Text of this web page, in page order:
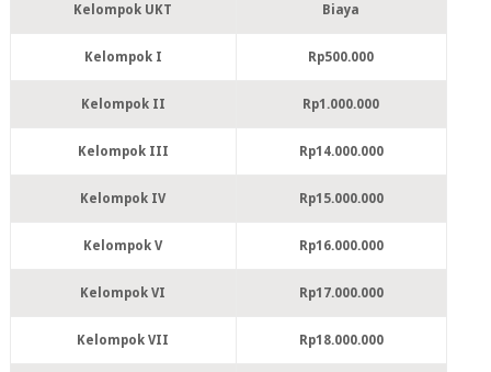
Kelompok UKT Biaya
Kelompok I Rp500.000
Kelompok II Rp1.000.000
Kelompok III Rp14.000.000
Kelompok IV Rp15.000.000
Kelompok V Rp16.000.000
Kelompok VI Rp17.000.000
Kelompok VII Rp18.000.000